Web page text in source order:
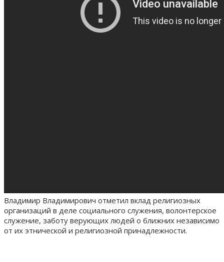
Владимир Владимирович отметил вклад религиозных
организаций в деле социального служения, волонтерское
служение, заботу верующих людей о ближних независимо
от их этнической и религиозной принадлежности.